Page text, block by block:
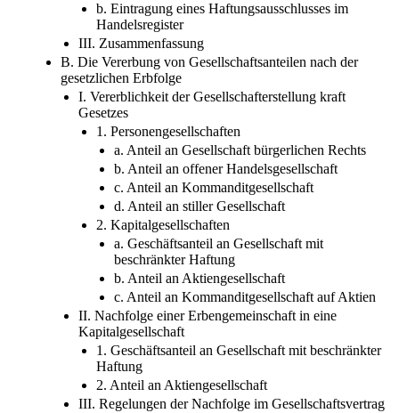
b. Eintragung eines Haftungsausschlusses im
Handelsregister
III. Zusammenfassung
B. Die Vererbung von Gesellschaftsanteilen nach der
gesetzlichen Erbfolge
I. Vererblichkeit der Gesellschafterstellung kraft
Gesetzes
1. Personengesellschaften
a. Anteil an Gesellschaft bürgerlichen Rechts
b. Anteil an offener Handelsgesellschaft
c. Anteil an Kommanditgesellschaft
d. Anteil an stiller Gesellschaft
2. Kapitalgesellschaften
a. Geschäftsanteil an Gesellschaft mit
beschränkter Haftung
b. Anteil an Aktiengesellschaft
c. Anteil an Kommanditgesellschaft auf Aktien
II. Nachfolge einer Erbengemeinschaft in eine
Kapitalgesellschaft
1. Geschäftsanteil an Gesellschaft mit beschränkter
Haftung
2. Anteil an Aktiengesellschaft
III. Regelungen der Nachfolge im Gesellschaftsvertrag